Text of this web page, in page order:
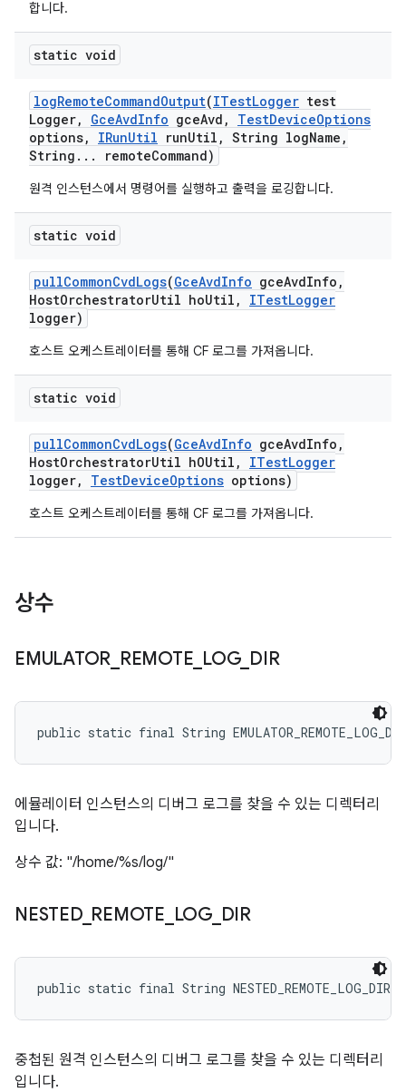
합니다.
static void
logRemoteCommandOutput(ITestLogger test
Logger, GceAvdInfo gceAvd , TestDeviceOptions
options, IRunUtil runUtil , String logName ,
String . . . remoteCommand)
원격 인스턴스에서 명령어를 실행하고 출력을 로깅합니다.
static void
pullCommonCvdLogs(GceAvdInfo gceAvdInfo ,
HostOrchestratorUtil hoUtil , ITestLogger
logger)
호스트 오케스트레이터를 통해 CF 로그를 가져옵니다.
static void
pullCommonCvdLogs(GceAvdInfo gceAvdInfo ,
HostOrchestratorUtil hOUtil , ITestLogger
logger, TestDeviceOptions options)
호스트 오케스트레이터를 통해 CF 로그를 가져옵니다.
상수
EMULATOR REMOTE LOG_ DIR
public static final String EMULATOR_REMOTE_LOG_DIR
에뮬레이터 인스턴스의 디버그 로그를 찾을 수 있는 디렉터리
입니다.
상수 값: "/home/%s/log/"
NESTED_ REMOTE LOG_ DIR
public static final String NESTED_REMOTE_LOG_DIR
중첩된 원격 인스턴스의 디버그 로그를 찾을 수 있는 디렉터리
입니다.